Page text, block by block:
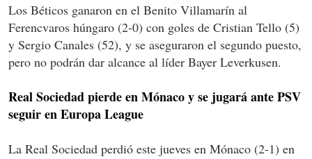
Los Béticos ganaron en el Benito Villamarín al
Ferencvaros húngaro (2-0) con goles de Cristian Tello (5)
y Sergio Canales (52), y se aseguraron el segundo puesto,
pero no podrán dar alcance al líder Bayer Leverkusen.
Real Sociedad pierde en Mónaco y se jugará ante PSV
seguir en Europa League
La Real Sociedad perdió este jueves en Mónaco (2-1) en